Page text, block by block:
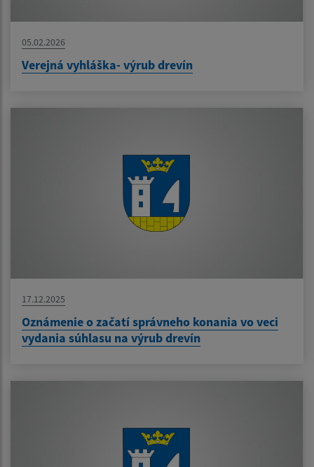
05.02.2026
Verejná vyhláška- výrub drevín
17.12.2025
Oznámenie o začatí správneho konania vo veci
vydania súhlasu na výrub drevín